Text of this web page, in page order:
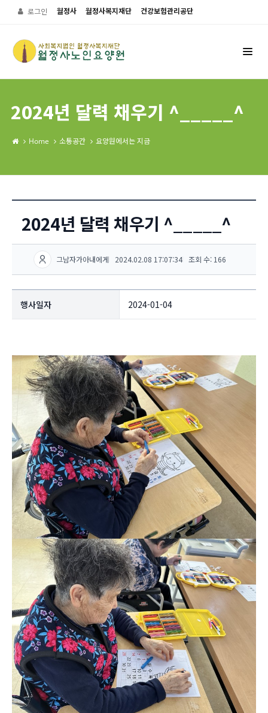
로그인 월정사 월정사복지재단 건강보험관리공단
2024년 달력 채우기 ^_____^
Home 소통공간 요양원에서는 지금
2024년 달력 채우기 ^_____^
그남자가아내에게 2024.02.08 17:07:34 조회 수: 166
행사일자 2024-01-04